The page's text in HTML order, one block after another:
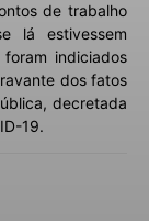
de trabalho
lá estivessem
foram indiciados
dos fatos
decretada
19.